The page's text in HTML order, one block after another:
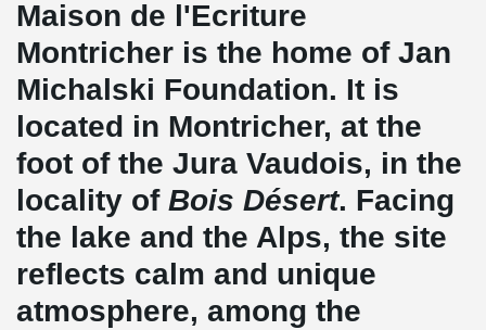
Maison de l'Ecriture
Montricher is the home of Jan
Michalski Foundation. It is
located in Montricher, at the
foot of the Jura Vaudois, in the
locality of Bois Désert. Facing
the lake and the Alps, the site
reflects calm and unique
atmosphere, among the